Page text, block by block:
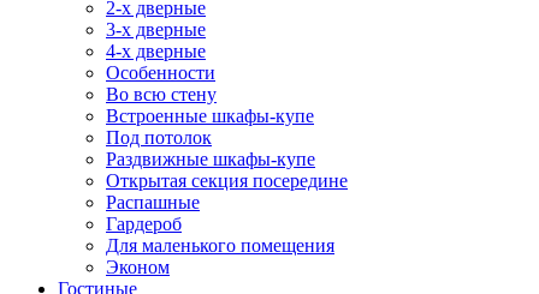
2-х дверные
3-х дверные
4-х дверные
Особенности
Во всю стену
Встроенные шкафы-купе
Под потолок
Раздвижные шкафы-купе
Открытая секция посередине
Распашные
Гардероб
Для маленького помещения
Эконом
Гостиные